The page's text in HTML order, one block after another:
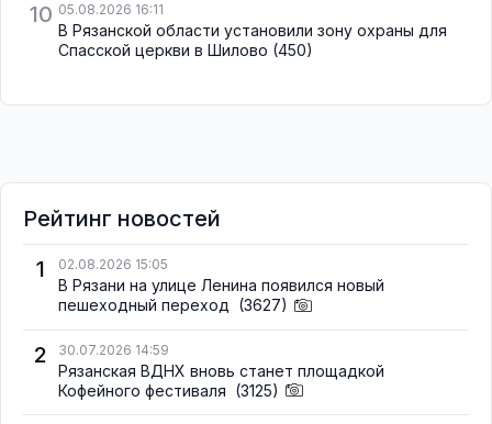
10 05.08.2026 16:11
В Рязанской области установили зону охраны для
Спасской церкви в Шилово (450)
Рейтинг новостей
1
02.08.2026 15:05
В Рязани на улице Ленина появился новый
пешеходный переход (3627)
2 30.07.2026 14:59
Рязанская ВДНХ вновь станет площадкой
Кофейного фестиваля (3125)